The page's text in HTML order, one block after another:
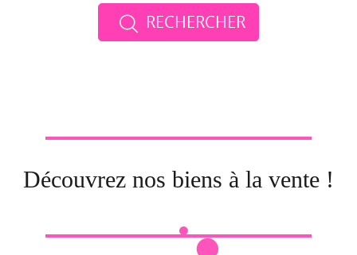
RECHERCHER
Découvrez nos biens à la vente !